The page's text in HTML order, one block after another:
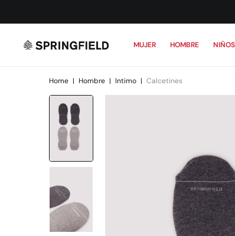
MUJER HOMBRE
Home | Hombre | Intimo | Calcetines